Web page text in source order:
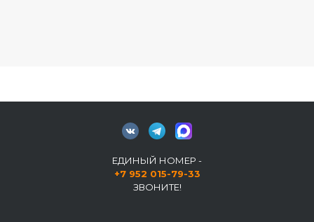
ЕДИНЫЙ НОМЕР -
+7 952 015-79-33
ЗВОНИТЕ!